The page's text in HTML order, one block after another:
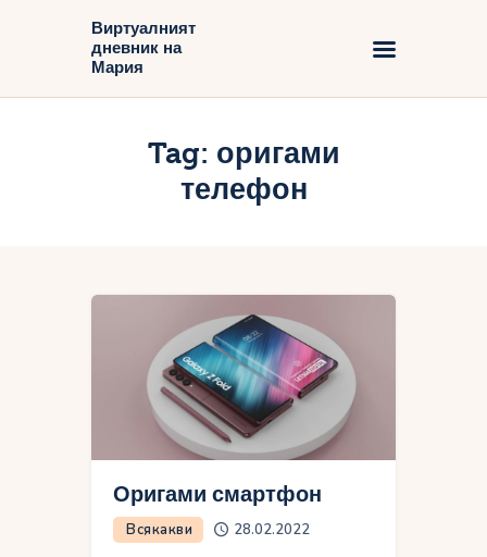
Виртуалният
дневник на
Мария
Tag: оригами
телефон
Виртуалният дневник на Мария
Оригами смартфон
Всякакви 28.02.2022